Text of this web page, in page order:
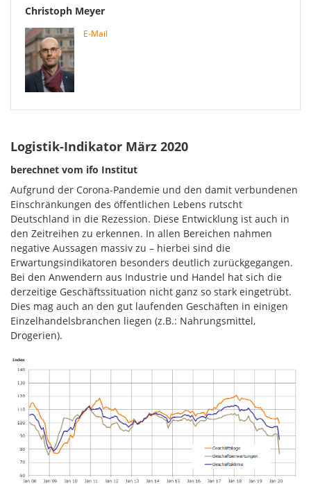
Christoph Meyer
E-Mail
Logistik-Indikator März 2020
berechnet vom ifo Institut
Aufgrund der Corona-Pandemie und den damit verbundenen
Einschränkungen des öffentlichen Lebens rutscht
Deutschland in die Rezession. Diese Entwicklung ist auch in
den Zeitreihen zu erkennen. In allen Bereichen nahmen
negative Aussagen massiv zu – hierbei sind die
Erwartungsindikatoren besonders deutlich zurückgegangen.
Bei den Anwendern aus Industrie und Handel hat sich die
derzeitige Geschäftssituation nicht ganz so stark eingetrübt.
Dies mag auch an den gut laufenden Geschäften in einigen
Einzelhandelsbranchen liegen (z.B.: Nahrungsmittel,
Drogerien).